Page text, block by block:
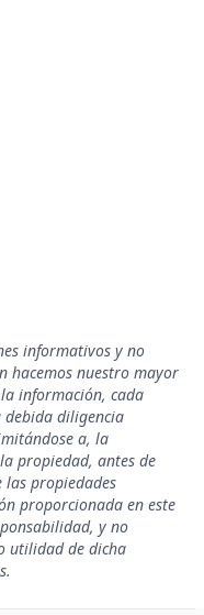
informativos y no
hacemos nuestro mayor
información, cada
debida diligencia
a, la
propiedad, antes de
propiedades
proporcionada en este
y no
utilidad de dicha